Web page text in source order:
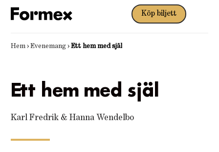
Köp biljett
Hem ›Evenemang ›Ett hem med själ
Ett hem med själ
Karl Fredrik & Hanna Wendelbo